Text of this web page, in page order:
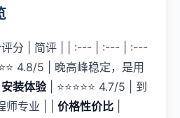
评分 | 简评 | | :--- | :--- | :---
4.8/5 | 晚高峰稳定，是用
安装体验| ⭐⭐⭐⭐⭐ 4.7/5 | 到
师专业 | | 价格性价比